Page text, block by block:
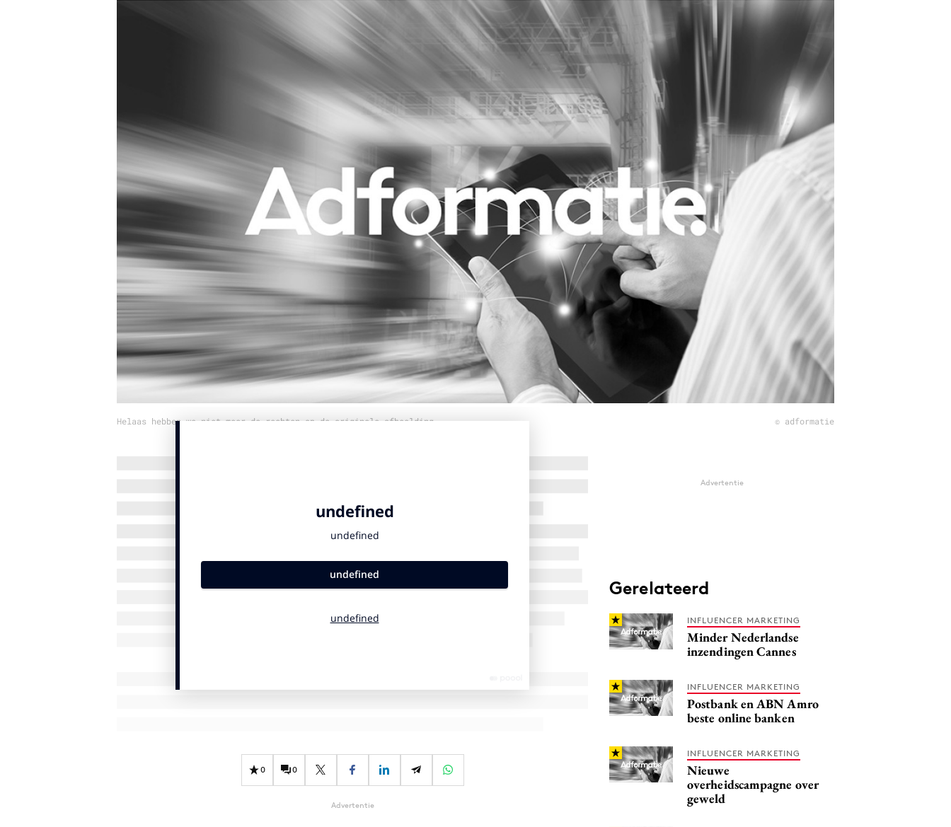
Influencer marketing
Interne communicatie
Purpose Marketing
Reputatie & crisis
Helaas hebben we niet meer de rechten op de originele afbeelding © adformatie
0 0
Advertentie
Advertentie
Gerelateerd
INFLUENCER MARKETING
Minder Nederlandse
inzendingen Cannes
INFLUENCER MARKETING
Postbank en ABN Amro
beste online banken
INFLUENCER MARKETING
Nieuwe
overheidscampagne over
geweld